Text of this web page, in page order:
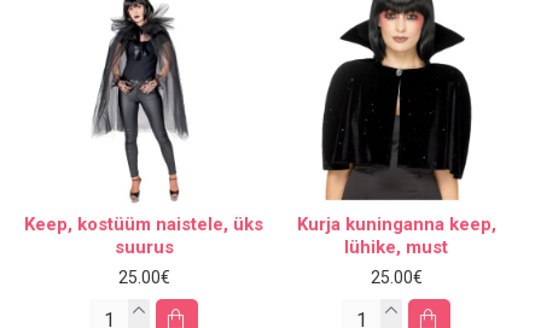
Keep, kostüüm naistele, üks
suurus
25.00€
Kurja kuninganna keep,
lühike, must
25.00€